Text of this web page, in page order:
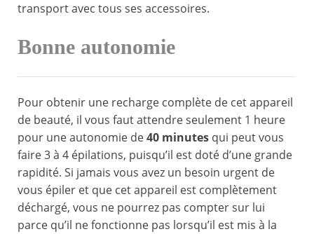
transport avec tous ses accessoires.
Bonne autonomie
Pour obtenir une recharge complète de cet appareil
de beauté, il vous faut attendre seulement 1 heure
pour une autonomie de40 minutes qui peut vous
faire 3 à 4 épilations, puisqu’il est doté d’une grande
rapidité. Si jamais vous avez un besoin urgent de
vous épiler et que cet appareil est complètement
déchargé, vous ne pourrez pas compter sur lui
parce qu’il ne fonctionne pas lorsqu’il est mis à la